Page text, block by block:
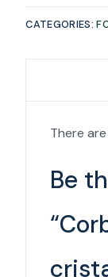
CATEGORIES:
There
Be